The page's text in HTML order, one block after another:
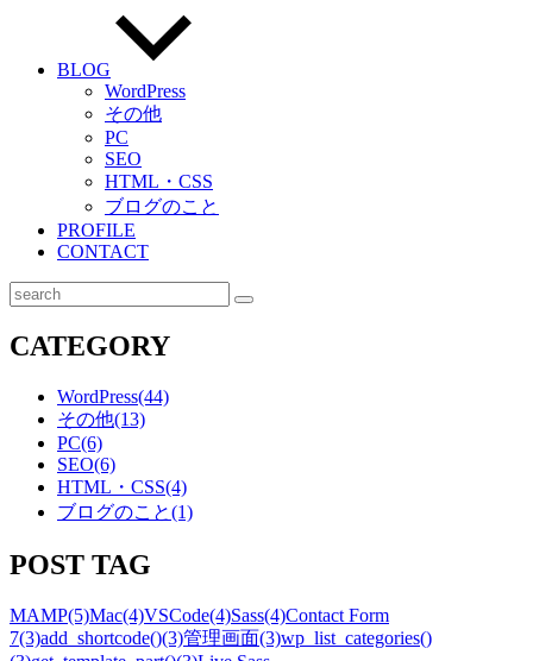
BLOG
WordPress
その他
PC
SEO
HTML・CSS
ブログのこと
PROFILE
CONTACT
検
CATEGORY
WordPress(44)
その他(13)
PC(6)
SEO(6)
HTML・CSS(4)
ブログのこと(1)
POST TAG
MAMP(5)Mac(4)VSCode(4)Sass(4)Contact Form
7(3)add_shortcode()(3)管理画面(3)wp_list_categories()